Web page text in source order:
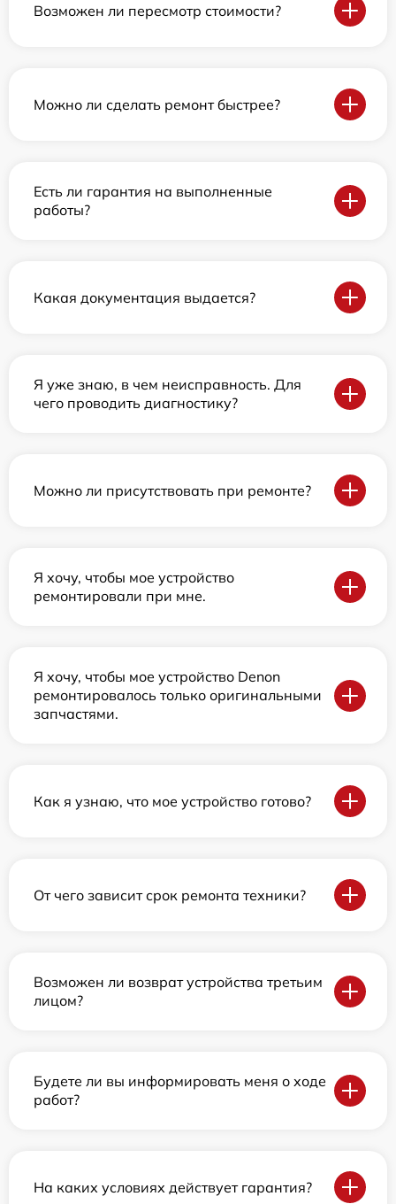
Возможен ли пересмотр стоимости?
Можно ли сделать ремонт быстрее?
Есть ли гарантия на выполненные
работы?
Какая документация выдается?
Я уже знаю, в чем неисправность. Для
чего проводить диагностику?
Можно ли присутствовать при ремонте?
Я хочу, чтобы мое устройство
ремонтировали при мне.
Я хочу, чтобы мое устройство Denon
ремонтировалось только оригинальными
запчастями.
Как я узнаю, что мое устройство готово?
От чего зависит срок ремонта техники?
Возможен ли возврат устройства третьим
лицом?
Будете ли вы информировать меня о ходе
работ?
На каких условиях действует гарантия?